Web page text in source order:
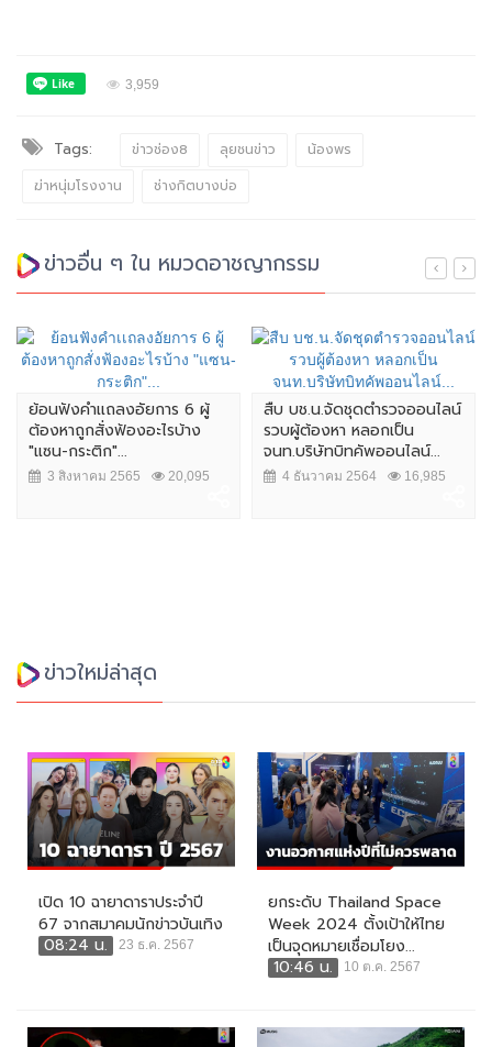
3,959
Tags: ข่าวช่อง8 ลุยชนข่าว
น้องพร
ฆ่าหนุ่มโรงงาน
ช่างกิตบางบ่อ
ข่าวอื่น ๆ ใน หมวดอาชญากรรม
ลงอัยการ 6 ผู้
องอะไรบ้าง
20,095
สืบ บช.น.จัดชุดตำรวจออนไลน์
รวบผู้ต้องหา หลอกเป็น
จนท.บริษัทบิทคัพออนไลน์...
4 ธันวาคม 2564 16,985
ผบ.ตร. เผย แ
หญิงชาวสวิส
การรักษาควา
7 สิงหาคม
ข่าวใหม่ล่าสุด
เปิด 10 ฉายาดาราประจำปี
67 จากสมาคมนักข่าวบันเทิง
08:24 น.
23 ธ.ค. 2567
ยกระดับ Thailand Space
Week 2024 ตั้งเป้าให้ไทย
เป็นจุดหมายเชื่อมโยง...
10:46 น.
10 ต.ค. 2567